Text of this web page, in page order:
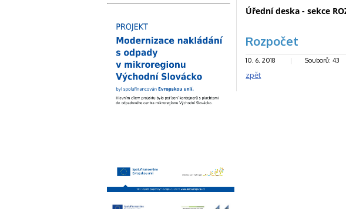
Úřední deska - sekce
Rozpočet
10. 6. 2018 | Souborů: 43
zpět